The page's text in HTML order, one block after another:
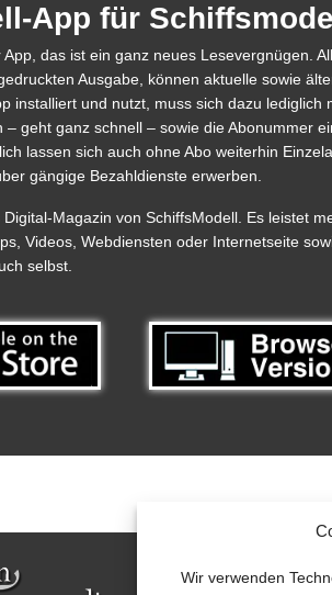
Wir verwenden
App für
das ist ein ganz neues Lesevergnügen.
Ausgabe, können aktuelle sowie
installiert und nutzt, muss sich dazu lediglich
geht ganz schnell – sowie die Abonummer
lassen sich auch ohne Abo weiterhin
gängige Bezahldienste erwerben.
Magazin von SchiffsModell. Es leistet
Videos, Webdiensten oder Internetseite
selbst.